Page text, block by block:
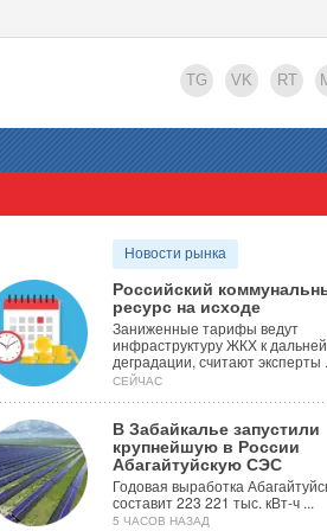
TG VK RT
Новости рынка
Российский
ресурс на исходе
Заниженные тарифы ведут
инфраструктуру ЖКХ к
деградации, считают эксперты
СЕЙЧАС
В Забайкалье запустили
крупнейшую в России
Абагайтуйскую СЭС
Годовая выработка
составит 223 221 тыс. кВт-ч ...
5 ЧАСОВ НАЗАД